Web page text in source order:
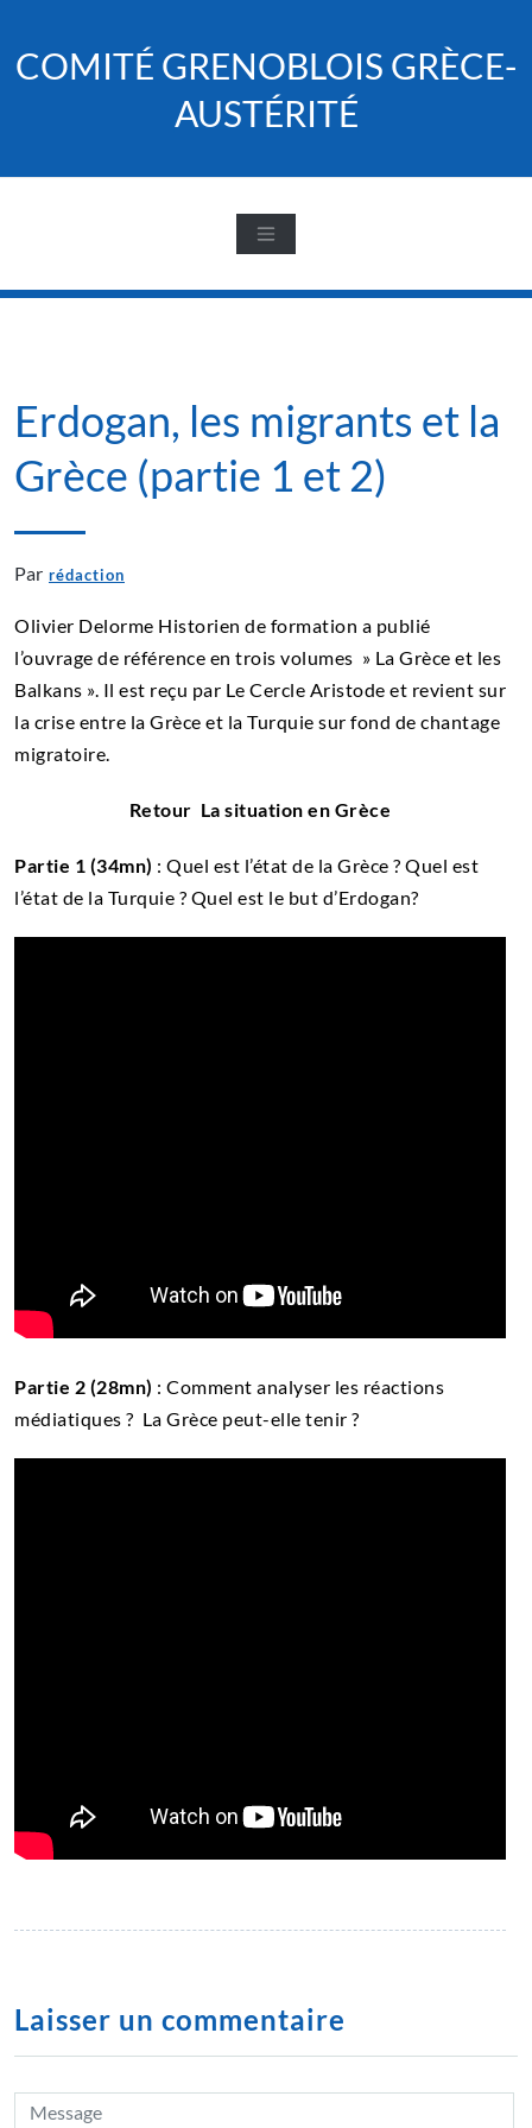
content
COMITÉ GRENOBLOIS GRÈCE-
AUSTÉRITÉ
Erdogan, les migrants et la
Grèce (partie 1 et 2)
Par rédaction
Olivier Delorme Historien de formation a publié
l’ouvrage de référence en trois volumes » La Grèce et les
Balkans ». Il est reçu par Le Cercle Aristode et revient sur
la crise entre la Grèce et la Turquie sur fond de chantage
migratoire.
Retour La situation en Grèce
Partie 1 (34mn) : Quel est l’état de la Grèce ? Quel est
l’état de la Turquie ? Quel est le but d’Erdogan?
Partie 2 (28mn) : Comment analyser les réactions
médiatiques ? La Grèce peut-elle tenir ?
Laisser un commentaire